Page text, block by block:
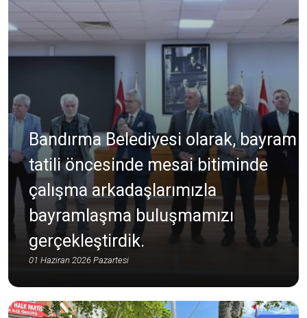
Bandırma Belediyesi olarak, bayram
tatili öncesinde mesai bitiminde
çalışma arkadaşlarımızla
bayramlaşma buluşmamızı
gerçekleştirdik.
01 Haziran 2026 Pazartesi